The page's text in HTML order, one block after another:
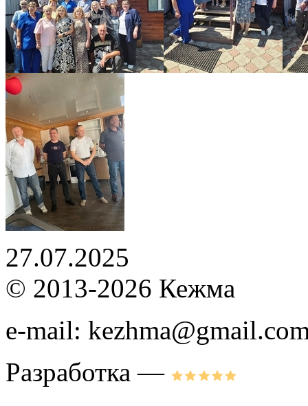
27.07.2025
© 2013-2026 Кежма
e-mail:
Разработка —